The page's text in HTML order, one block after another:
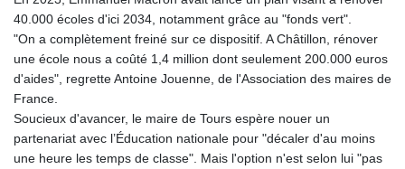
40.000 écoles d'ici 2034, notamment grâce au "fonds vert".
"On a complètement freiné sur ce dispositif. A Châtillon, rénover
une école nous a coûté 1,4 million dont seulement 200.000 euros
d'aides", regrette Antoine Jouenne, de l'Association des maires de
France.
Soucieux d'avancer, le maire de Tours espère nouer un
partenariat avec l’Éducation nationale pour "décaler d'au moins
une heure les temps de classe". Mais l'option n'est selon lui "pas